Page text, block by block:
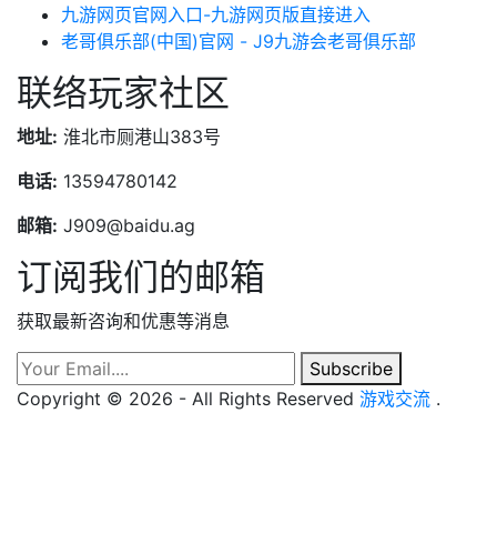
九游网页官网入口-九游网页版直接进入
老哥俱乐部(中国)官网 - J9九游会老哥俱乐部
联络玩家社区
地址: 淮北市厕港山383号
电话: 13594780142
邮箱: J909@baidu.ag
订阅我们的邮箱
获取最新咨询和优惠等消息
Subscribe
Copyright © 2026 - All Rights Reserved 游戏交流 .